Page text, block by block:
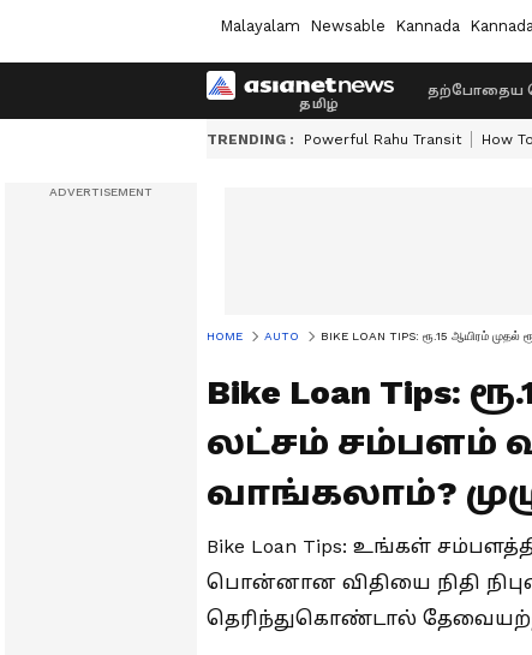
Malayalam Newsable Kannada
தற்போதைய
TRENDING : Powerful Rahu Transit How
HOME AUTO BIKE LOAN TIPS: ரூ.15 ஆயிரம் முதல்
Bike Loan Tips:
லட்சம் சம்பளம்
வாங்கலாம்?
Bike Loan Tips: உங்கள்
பொன்னான விதியை நிதி
தெரிந்துகொண்டால்